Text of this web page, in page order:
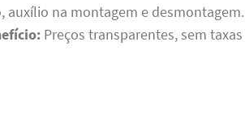
auxílio na montagem e desmontagem.
Preços transparentes, sem